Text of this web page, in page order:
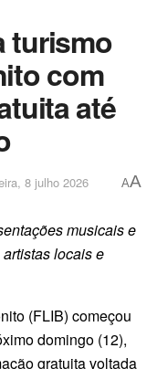
turismo
com
até
8 julho 2026 AA
musicais e
locais e
(FLIB) começou
domingo (12),
gratuita voltada